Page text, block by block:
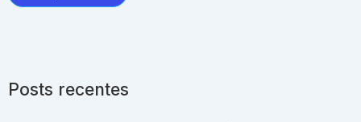
Posts recentes